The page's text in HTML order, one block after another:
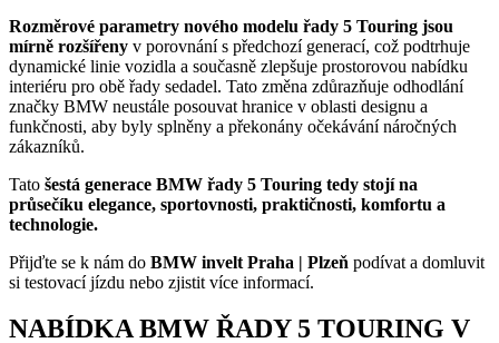
Rozměrové parametry nového modelu řady 5 Touring jsou
mírně rozšířeny v porovnání s předchozí generací, což podtrhuje
dynamické linie vozidla a současně zlepšuje prostorovou nabídku
interiéru pro obě řady sedadel. Tato změna zdůrazňuje odhodlání
značky BMW neustále posouvat hranice v oblasti designu a
funkčnosti, aby byly splněny a překonány očekávání náročných
zákazníků.
Tato šestá generace BMW řady 5 Touring tedy stojí na
průsečíku elegance, sportovnosti, praktičnosti, komfortu a
technologie.
Přijďte se k nám do BMW invelt Praha | Plzeň podívat a domluvit
si testovací jízdu nebo zjistit více informací.
NABÍDKA BMW ŘADY 5 TOURING V